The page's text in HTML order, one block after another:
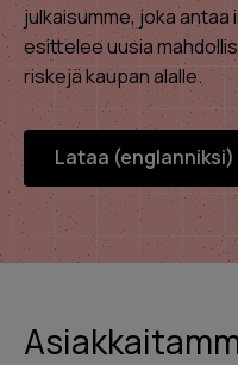
julkaisumme, joka
esittelee uusia
riskejä kaupan alalle.
Lataa (englanniksi)